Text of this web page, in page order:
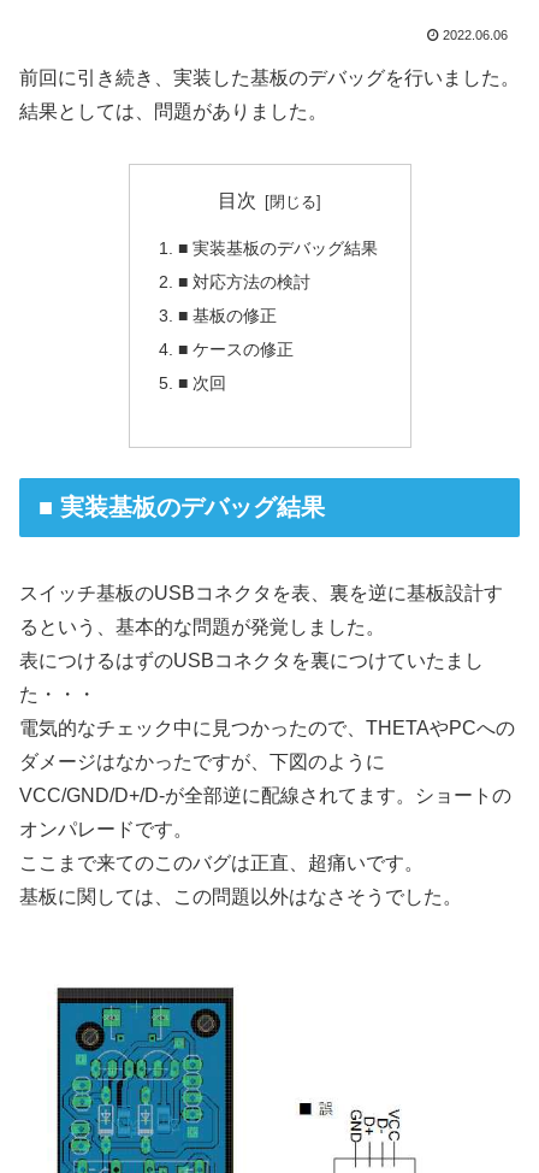
2022.06.06
前回に引き続き、実装した基板のデバッグを行いました。
結果としては、問題がありました。
目次
■ 実装基板のデバッグ結果
■ 対応方法の検討
■ 基板の修正
■ ケースの修正
■ 次回
■ 実装基板のデバッグ結果
スイッチ基板のUSBコネクタを表、裏を逆に基板設計す
るという、基本的な問題が発覚しました。
表につけるはずのUSBコネクタを裏につけていたまし
た・・・
電気的なチェック中に見つかったので、THETAやPCへの
ダメージはなかったですが、下図のように
VCC/GND/D+/D-が全部逆に配線されてます。ショートの
オンパレードです。
ここまで来てのこのバグは正直、超痛いです。
基板に関しては、この問題以外はなさそうでした。